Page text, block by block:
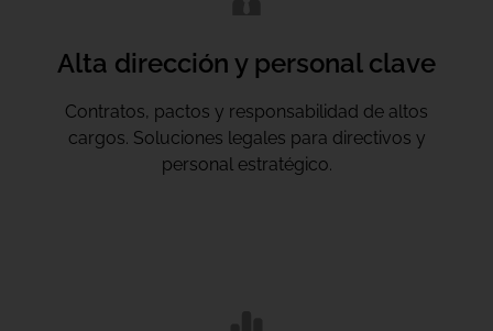
Alta dirección y personal clave
Contratos, pactos y responsabilidad de altos
cargos. Soluciones legales para directivos y
personal estratégico.